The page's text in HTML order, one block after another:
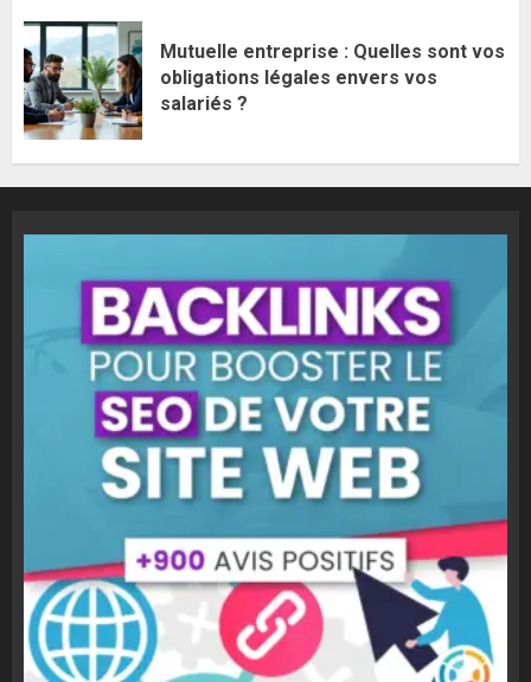
Mutuelle entreprise : Quelles sont vos
obligations légales envers vos
salariés ?